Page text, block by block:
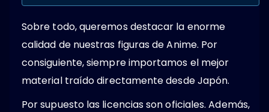
Sobre todo, queremos destacar la enorme
calidad de nuestras figuras de Anime. Por
consiguiente, siempre importamos el mejor
material traído directamente desde Japón.
Por supuesto las licencias son oficiales. Además,